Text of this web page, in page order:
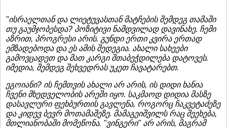
"ისრაელთან და ლიეტუვასთან მატჩების შემდეგ თამაში
თუ გაუმჯობესდა? პოზიტივი ნამდვილად დავინახე. ჩემი
აზრით, პროგრესი არის. გუნდი ერთი კვირა ერთად
ემზადებოდა და ეს ამის შედეგია. ახალი სახეები
გამოვცადეთ და მათ კარგი შთაბეჭდილება დატოვეს.
იმედია, შემდეგ შეხვედრას უკეთ ჩავატარებთ.
ეგოიანი? ის ჩემთვის ახალი არ არის, ის დიდი ხანია
ჩვენი მხედველობის არეში იყო. საკმაოდ დიდია მასზე
დასავლური ფეხბურთის გავლენა, როგორც ჩაკვეტაძეზე
და კიდევ ბევრ მოთამაშეზე. მამაგეიშვილს რაც შეეხება,
მთლიანობაში მომეწონა. "ვინგერი" არ არის, მაგრამ